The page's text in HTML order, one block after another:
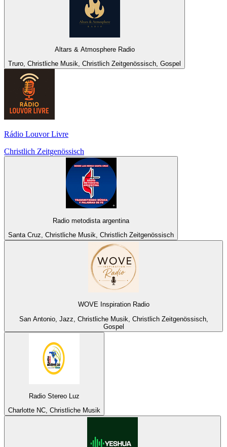
Altars & Atmosphere Radio
Truro, Christliche Musik, Christlich Zeitgenössisch, Gospel
Rádio Louvor Livre
Christlich Zeitgenössisch
Radio metodista argentina
Santa Cruz, Christliche Musik, Christlich Zeitgenössisch
WOVE Inspiration Radio
San Antonio, Jazz, Christliche Musik, Christlich Zeitgenössisch,
Gospel
Radio Stereo Luz
Charlotte NC, Christliche Musik